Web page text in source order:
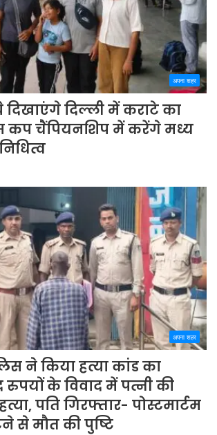
अपना शहर
दिखाएंगे दिल्ली में कराटे का
कप चैंपियनशिप में करेंगे मध्य
अपना शहर
ने किया हत्या कांड का
के विवाद में पत्नी की
पति गिरफ्तार- पोस्टमार्टम
से मौत की पुष्टि